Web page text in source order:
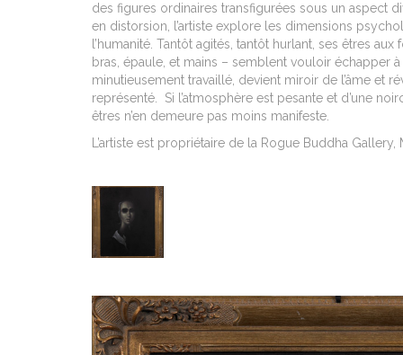
des figures ordinaires transfigurées sous un aspect
en distorsion, l’artiste explore les dimensions
l’humanité. Tantôt agités, tantôt hurlant, ses êtres
bras, épaule, et mains – semblent vouloir échapper
minutieusement travaillé, devient miroir de l’âme et
représenté. Si l’atmosphère est pesante et d’une
êtres n’en demeure pas moins manifeste.
L’artiste est propriétaire de la Rogue Buddha Gallery,